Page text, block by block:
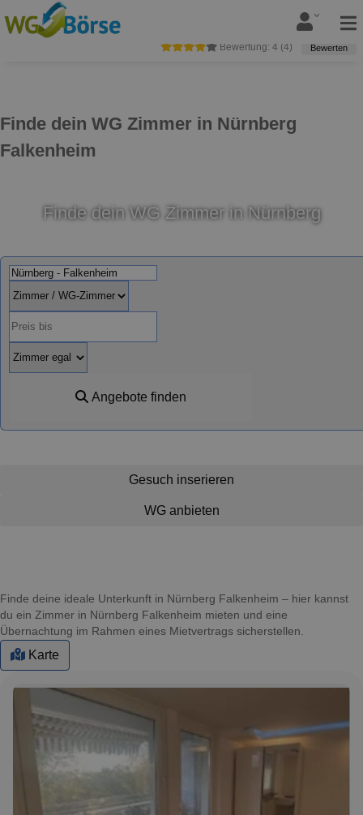
Finde dein WG Zimmer in Nürnberg
Falkenheim
Bewertung: 4 (4) Bewerten
Finde dein WG Zimmer in Nürnberg
Angebote finden
Gesuch inserieren
WG anbieten
Finde deine ideale Unterkunft in Nürnberg Falkenheim – hier kannst
du ein Zimmer in Nürnberg Falkenheim mieten und eine
Übernachtung im Rahmen eines Mietvertrags sicherstellen.
Karte